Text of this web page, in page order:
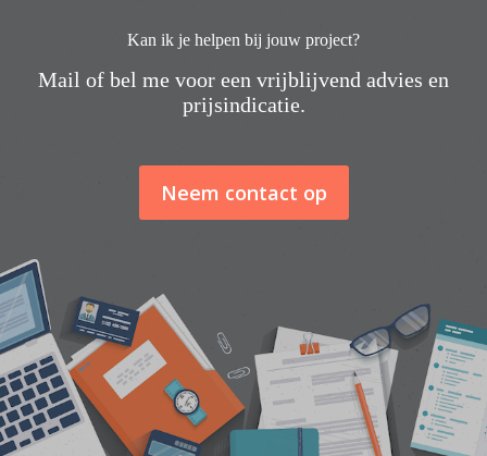
Kan ik je helpen bij jouw project?
Mail of bel me voor een vrijblijvend advies en
prijsindicatie.
Neem contact op